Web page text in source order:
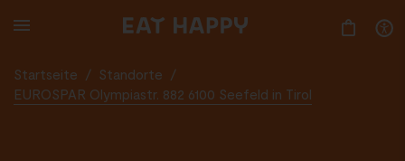
TO
Startseite / Standorte
/
EUROSPAR Olympiastr. 882 6100 Seefeld in Tirol